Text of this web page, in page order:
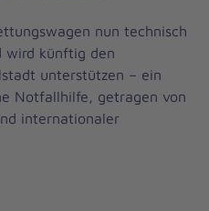
nun technisch
wird künftig den
unterstützen – ein
Notfallhilfe, getragen von
internationaler